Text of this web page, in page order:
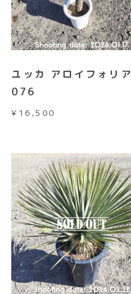
ユッカ アロイフォリア
076
¥ 16,500